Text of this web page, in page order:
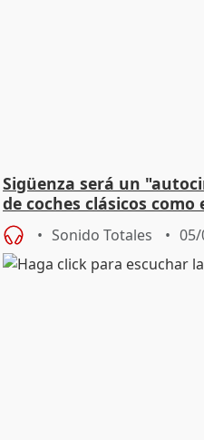
Sigüenza será un
de coches clásicos como
Sonido Totales